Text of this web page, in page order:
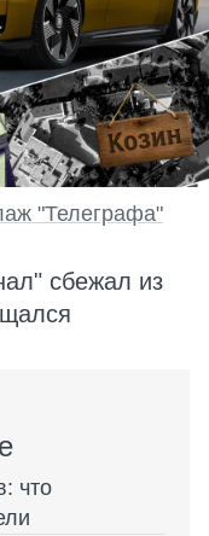
"Телеграфа"
сбежал из
что